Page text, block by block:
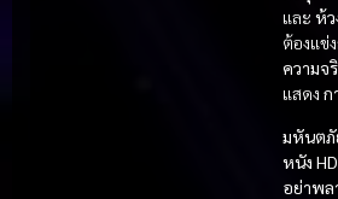
และ ห้ว
ต้องแข่
ความจ
แสดง ก
มหันตภั
หนัง HD
อย่าพล